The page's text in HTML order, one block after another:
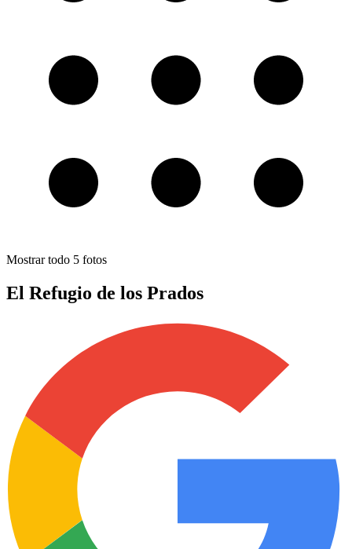
Mostrar todo 5 fotos
El Refugio de los Prados